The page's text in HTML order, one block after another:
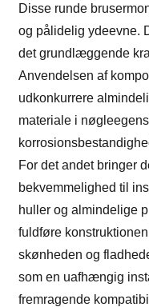
Disse runde
og pålidelig ydeevne.
det grundlæggende
Anvendelsen af
udkonkurrere
materiale i
For det andet bringer
bekvemmelighed til
huller og almindelige
fuldføre
skønheden og
som en uafhængig
fremragende